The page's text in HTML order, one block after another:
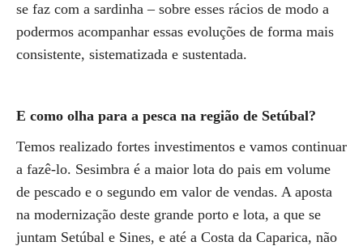
se faz com a sardinha – sobre esses rácios de modo a
podermos acompanhar essas evoluções de forma mais
consistente, sistematizada e sustentada.
E como olha para a pesca na região de Setúbal?
Temos realizado fortes investimentos e vamos continuar
a fazê-lo. Sesimbra é a maior lota do pais em volume
de pescado e o segundo em valor de vendas. A aposta
na modernização deste grande porto e lota, a que se
juntam Setúbal e Sines, e até a Costa da Caparica, não